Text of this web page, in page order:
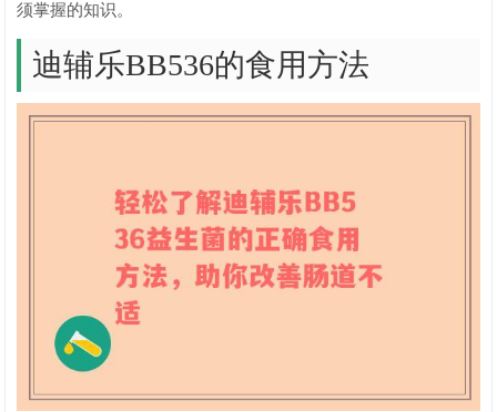
须掌握的知识。
迪辅乐BB536的食用方法